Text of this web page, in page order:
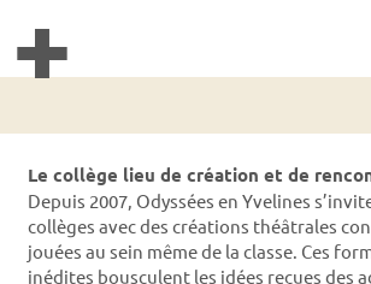
+
Le collège lieu de création et de
Depuis 2007, Odyssées en Yvelines
collèges avec des créations théâtrales
jouées au sein même de la classe. Ces
inédites bousculent les idées reçues des